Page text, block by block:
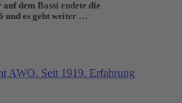
dem Bassi endete die
und es geht weiter …